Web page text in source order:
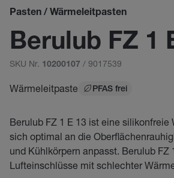
Pasten / Wärmeleitpasten
Berulub FZ 1
SKU Nr. 10200107 / 9017539
Wärmeleitpaste PFAS frei
Berulub FZ 1 E 13 ist eine silikonfreie
sich optimal an die
und Kühlkörpern anpasst. Berulub FZ
Lufteinschlüsse mit schlechter